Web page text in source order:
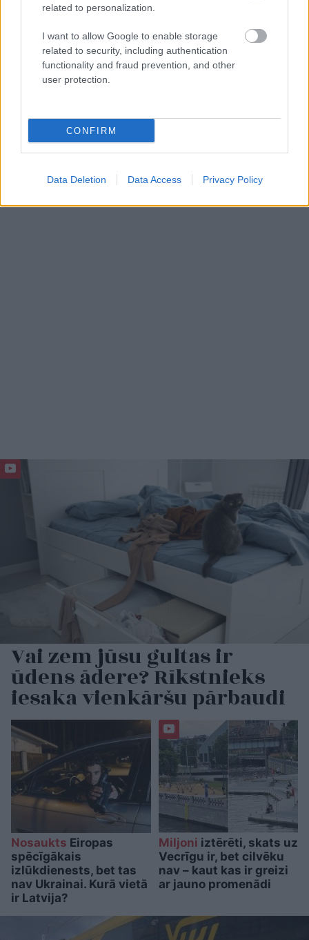
related to personalization.
I want to allow Google to enable storage
related to security, including authentication
functionality and fraud prevention, and other
user protection.
CONFIRM
Data Deletion Data Access Privacy Policy
Šodienlaikapstākļi
laikā!
Vai zem jūsu gultas ir
ūdens ādere? Rīkstnieks
iesaka vienkāršu pārbaudi
Nosaukts Eiropas
spēcīgākais
izlūkdienests, bet tas
nav Ukrainai. Kurā vietā
ir Latvija?
Miljoni iztērēti, skats uz
Vecrīgu ir, bet cilvēku
nav – kaut kas ir greizi
ar jauno promenādi